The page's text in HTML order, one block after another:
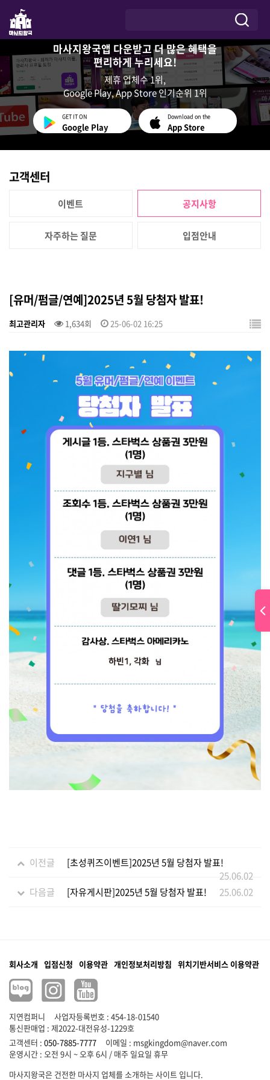
마사지왕국앱 다운받고 더 많은 혜택을
편리하게 누리세요!
제휴 업체수 1위,
Google Play, App Store 인기순위 1위
GET IT ON
Google Play
Download on the
App Store
고객센터
이벤트 공지사항
자주하는 질문 입점안내
[유머/펌글/연예]2025년 5월 당첨자 발표!
최고관리자 1,634회 25-06-02 16:25
이전글
[초성퀴즈이벤트]2025년 5월 당첨자 발표!
25.06.02
다음글
[자유게시판]2025년 5월 당첨자 발표! 25.06.02
회사소개 입점신청 이용약관 개인정보처리방침 위치기반서비스 이용약관
지연컴퍼니
사업자등록번호 : 454-18-01540
통신판매업 : 제2022-대전유성-1229호
고객센터 : 050-7885-7777 이메일 : msgkingdom@naver.com
마사지왕국은 건전한 마사지 업체를 소개하는 사이트 입니다.